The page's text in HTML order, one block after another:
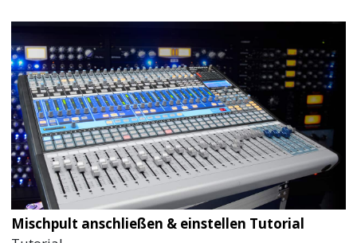
Mischpult anschließen & einstellen Tutorial